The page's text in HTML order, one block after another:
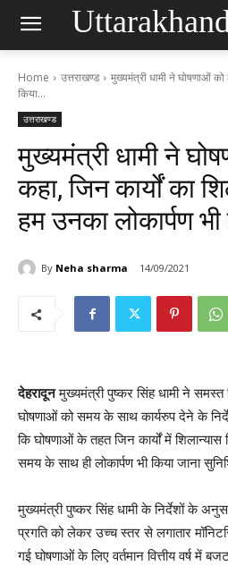
Home उत्तराखण्ड
मुख्यमंत्री धामी ने घोषणाओं
किया...
उत्तराखण्ड
मुख्यमंत्री धामी ने
कहा, जिन कार्यों का
हम उनका लोकार्पण
By Neha sharma 14/09/2021
देहरादूनमुख्यमंत्री पुष्कर सिंह धामी ने समस्त
घोषणाओं को समय के साथ कार्यरुप देने के
कि घोषणाओं के तहत जिन कार्यों में शिलान्यास
समय के साथ ही लोकार्पण भी किया जाना
मुख्यमंत्री पुष्कर सिंह धामी के निर्देशों के
प्रगति को लेकर उच्च स्तर से लगातार
गई घोषणाओं के लिए वर्तमान वित्तीय वर्ष में